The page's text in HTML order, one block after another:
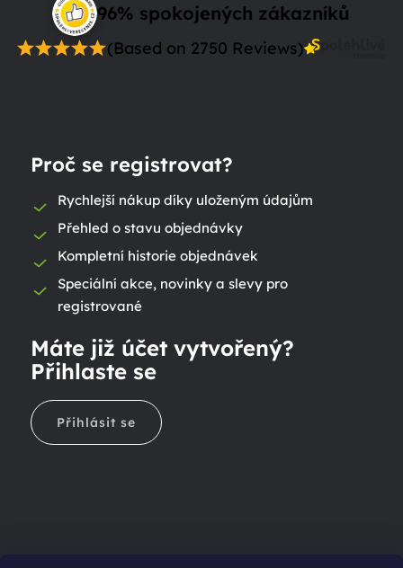
96% spokojených zákazníků
(Based on 2750 Reviews)
Proč se registrovat?
Rychlejší nákup díky uloženým údajům
Přehled o stavu objednávky
Kompletní historie objednávek
Speciální akce, novinky a slevy pro
registrované
Máte již účet vytvořený?
Přihlaste se
Přihlásit se